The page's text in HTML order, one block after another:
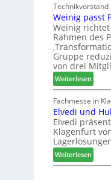
z
u
r
H
a
u
s
m
e
s
s
e
b
e
l
b
r
a
n
c
h
e
e
r
ö
r
t
e
Technikvorstand
Weinig passt
Weinig
Rahmen des
Gruppe
von drei
Weiterlesen:
W
e
i
n
i
g
p
a
Fachmesse in
Elvedi und
Elvedi
Klagenfurt
Weiterlesen:
E